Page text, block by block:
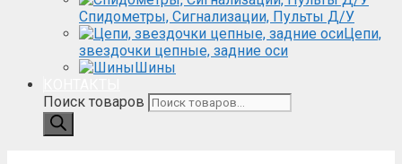
Спидометры, Сигнализации, Пульты Д/У
Цепи,
звездочки цепные, задние оси
Шины
Поиск товаров